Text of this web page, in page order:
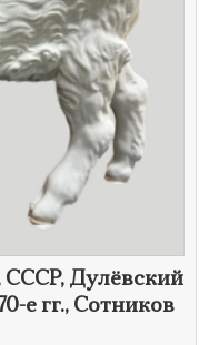
СССР, Дулёвский
е гг., Сотников